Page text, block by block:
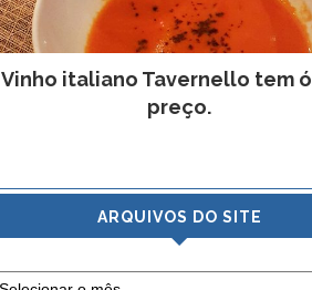
Vinho italiano Tavernello tem
preço.
ARQUIVOS DO SITE